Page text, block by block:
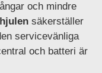
och mindre
säkerställer
servicevänliga
och batteri är